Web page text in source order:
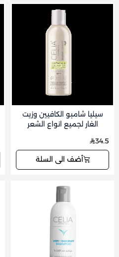
سيليا شامبو الكافيين وزيت
الغار لجميع انواع الشعر
34.5
أضف الى السلة